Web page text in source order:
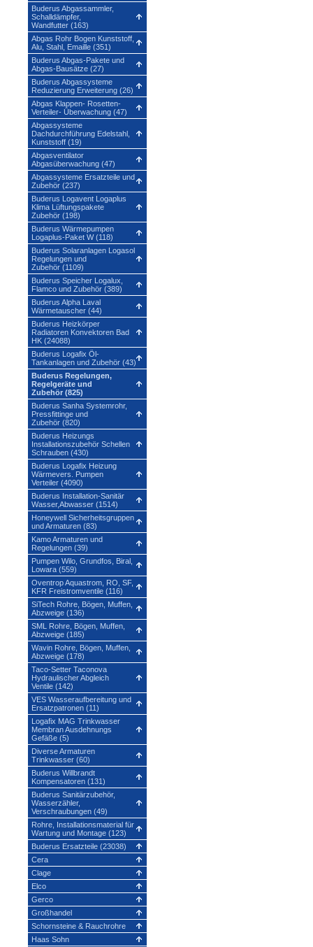
Buderus Abgassammler,
Schalldämpfer,
Wandfutter (163)
Abgas Rohr Bogen Kunststoff,
Alu, Stahl, Emaille (351)
Buderus Abgas-Pakete und
Abgas-Bausätze (27)
Buderus Abgassysteme
Reduzierung Erweiterung (26)
Abgas Klappen- Rosetten-
Verteiler- Überwachung (47)
Abgassysteme
Dachdurchführung Edelstahl,
Kunststoff (19)
Abgasventilator
Abgasüberwachung (47)
Abgassysteme Ersatzteile und
Zubehör (237)
Buderus Logavent Logaplus
Klima Lüftungspakete
Zubehör (198)
Buderus Wärmepumpen
Logaplus-Paket W (118)
Buderus Solaranlagen Logasol
Regelungen und
Zubehör (1109)
Buderus Speicher Logalux,
Flamco und Zubehör (389)
Buderus Alpha Laval
Wärmetauscher (44)
Buderus Heizkörper
Radiatoren Konvektoren Bad
HK (24088)
Buderus Logafix Öl-
Tankanlagen und Zubehör (43)
Buderus Regelungen,
Regelgeräte und
Zubehör (825)
Buderus Sanha Systemrohr,
Pressfittinge und
Zubehör (820)
Buderus Heizungs
Installationszubehör Schellen
Schrauben (430)
Buderus Logafix Heizung
Wärmevers. Pumpen
Verteiler (4090)
Buderus Installation-Sanitär
Wasser,Abwasser (1514)
Honeywell Sicherheitsgruppen
und Armaturen (83)
Kamo Armaturen und
Regelungen (39)
Pumpen Wilo, Grundfos, Biral,
Lowara (559)
Oventrop Aquastrom, RO, SF,
KFR Freistromventile (116)
SiTech Rohre, Bögen, Muffen,
Abzweige (136)
SML Rohre, Bögen, Muffen,
Abzweige (185)
Wavin Rohre, Bögen, Muffen,
Abzweige (178)
Taco-Setter Taconova
Hydraulischer Abgleich
Ventile (142)
VES Wasseraufbereitung und
Ersatzpatronen (11)
Logafix MAG Trinkwasser
Membran Ausdehnungs
Gefäße (5)
Diverse Armaturen
Trinkwasser (60)
Buderus Willbrandt
Kompensatoren (131)
Buderus Sanitärzubehör,
Wasserzähler,
Verschraubungen (49)
Rohre, Installationsmaterial für
Wartung und Montage (123)
Buderus Ersatzteile (23038)
Cera
Clage
Elco
Gerco
Großhandel
Schornsteine & Rauchrohre
Haas Sohn